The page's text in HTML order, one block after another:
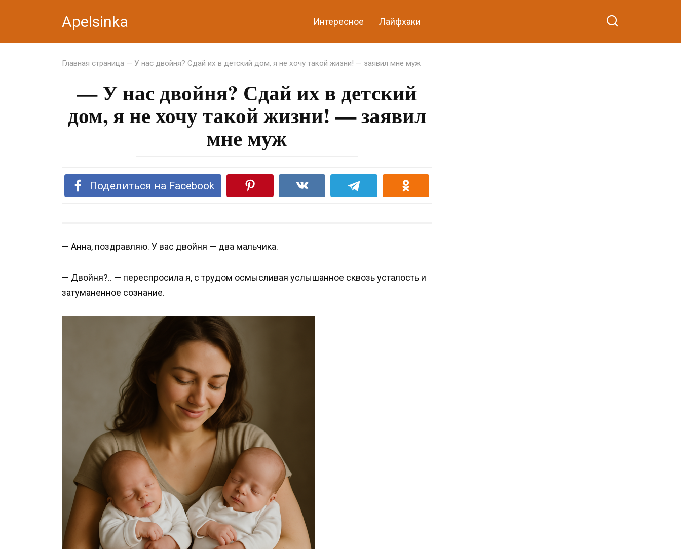
Apelsinka Интересное Лайфхаки
Главная страница — У нас двойня? Сдай их в детский дом, я не хочу такой жизни! — заявил мне муж
— У нас двойня? Сдай их в детский
дом, я не хочу такой жизни! — заявил
мне муж
Поделиться на Facebook
— Анна, поздравляю. У вас двойня — два мальчика.
— Двойня?.. — переспросила я, с трудом осмысливая услышанное сквозь усталость и
затуманенное сознание.